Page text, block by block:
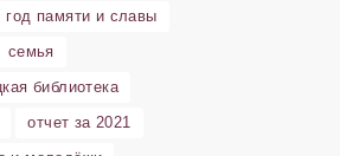
год памяти и славы
семья
библиотека
отчет за 2021